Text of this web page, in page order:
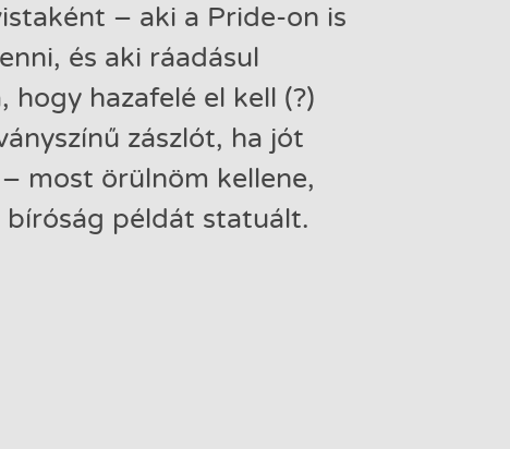
– aki a Pride-on is
és aki ráadásul
hogy hazafelé el kell (?)
zászlót, ha jót
most örülnöm kellene,
bíróság példát statuált.